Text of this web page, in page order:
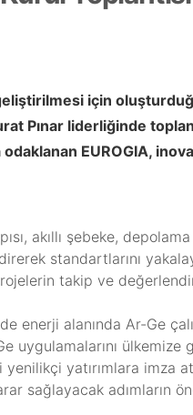
için
Pınar liderliğinde
odaklanan EUROGIA,
akıllı şebeke,
standartlarını
takip ve
enerji alanında Ar-Ge
uygulamalarını
yatırımlara imza
sağlayacak adımların